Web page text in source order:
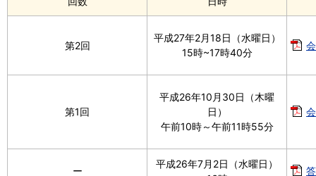
第2回
平成27年2月18日（水曜日）
15時~17時40分
第1回
平成26年10月30日（木曜
日）
午前10時～午前11時55分
ー
平成26年7月2日（水曜日）